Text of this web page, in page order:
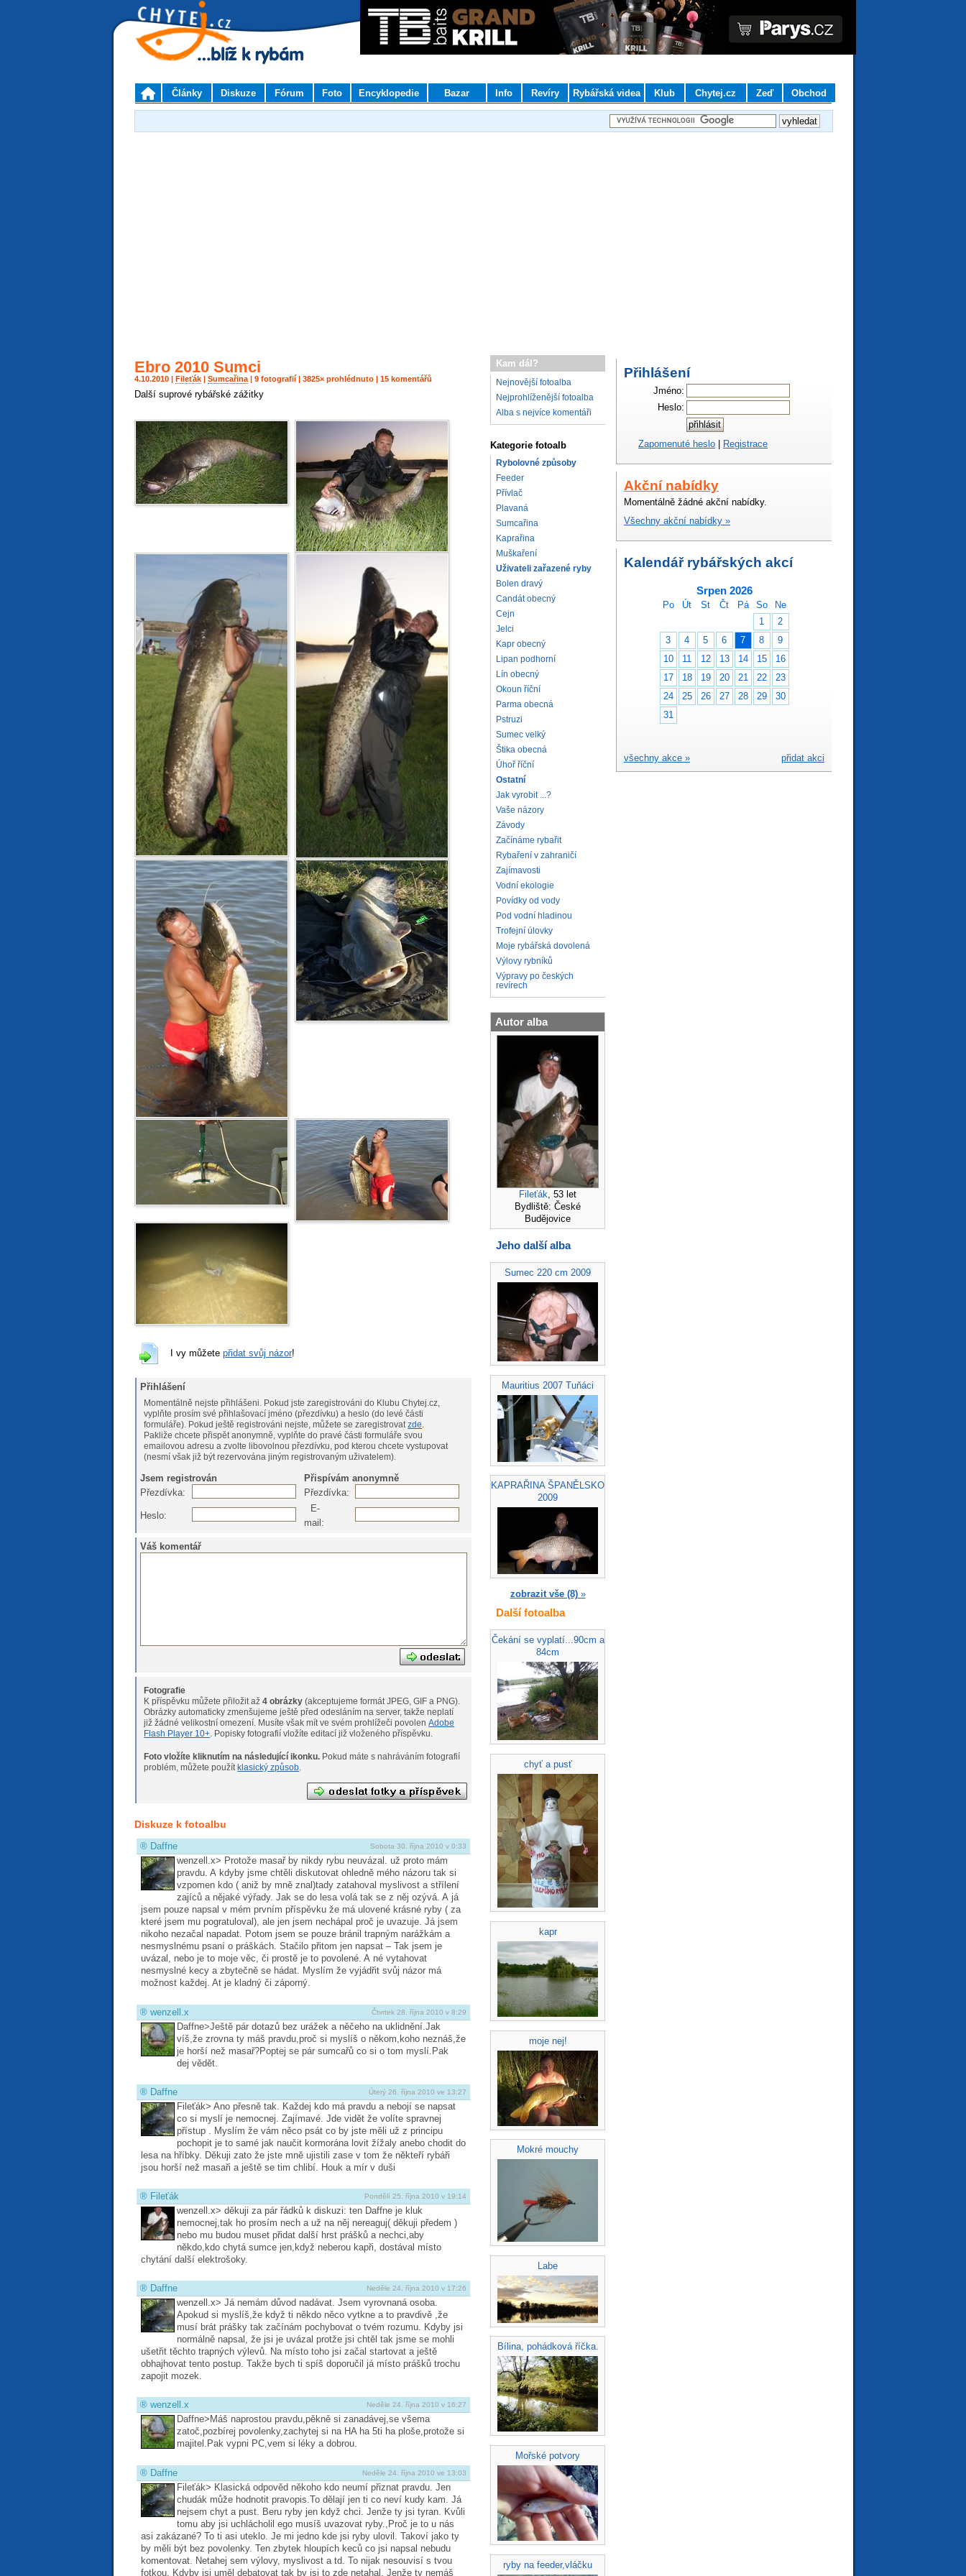
Články Diskuze Fórum Foto Encyklopedie Bazar Info Revíry Rybářská videa Klub Chytej.cz Zeď Obchod
Ebro 2010 Sumci
4.10.2010 | Fileťák | Sumcařina | 9 fotografií | 3825× prohlédnuto | 15 komentářů
Další suprové rybářské zážitky
I vy můžete přidat svůj názor!
Přihlášení
Momentálně nejste přihlášeni. Pokud jste zaregistrováni do Klubu Chytej.cz,
vyplňte prosím své přihlašovací jméno (přezdívku) a heslo (do levé části
formuláře). Pokud ještě registrováni nejste, můžete se zaregistrovatzde.
Pakliže chcete přispět anonymně, vyplňte do pravé části formuláře svou
emailovou adresu a zvolte libovolnou přezdívku, pod kterou chcete vystupovat
(nesmí však již být rezervována jiným registrovaným uživatelem).
Jsem registrován
Přispívám anonymně
Přezdívka:
Přezdívka:
Heslo:
E-
mail:
Váš komentář
Fotografie
K příspěvku můžete přiložit až4 obrázky (akceptujeme formát JPEG, GIF a PNG).
Obrázky automaticky zmenšujeme ještě před odesláním na server, takže neplatí
již žádné velikostní omezení. Musíte však mít ve svém prohlížeči povolenAdobe
Flash Player 10+ . Popisky fotografií vložíte editací již vloženého příspěvku.
Foto vložíte kliknutím na následující ikonku.
problém, můžete použítklasický způsob
Diskuze k fotoalbu
Sobota 30. října 2010 v 0:33
® Daffne
wenzell.x> Protože masař by nikdy rybu neuvázal. už proto mám
pravdu. A kdyby jsme chtěli diskutovat ohledně mého názoru tak si
vzpomen kdo ( aniž by mně znal)tady zatahoval myslivost a střílení
zajíců a nějaké výřady. Jak se do lesa volá tak se z něj ozývá. A já
jsem pouze napsal v mém prvním příspěvku že má ulovené krásné ryby ( za
které jsem mu pogratuloval), ale jen jsem nechápal proč je uvazuje. Já jsem
nikoho nezačal napadat. Potom jsem se pouze bránil trapným narážkám a
nesmyslnému psaní o práškách. Stačilo přitom jen napsat – Tak jsem je
uvázal, nebo je to moje věc, či prostě je to povolené. A né vytahovat
nesmyslné kecy a zbytečně se hádat. Myslím že vyjádřit svůj názor má
možnost každej. At je kladný či záporný.
Čtvrtek 28. října 2010 v 8:29
® wenzell.x
Daffne>Ještě pár dotazů bez urážek a něčeho na uklidnění.Jak
víš,že zrovna ty máš pravdu,proč si myslíš o někom,koho neznáš,že
je horší než masař?Poptej se pár sumcařů co si o tom myslí.Pak
dej vědět.
Úterý 26. října 2010 ve 13:27
® Daffne
Fileťák> Ano přesně tak. Každej kdo má pravdu a nebojí se napsat
co si myslí je nemocnej. Zajímavé. Jde vidět že volíte spravnej
přístup . Myslím že vám něco psát co by jste měli už z principu
pochopit je to samé jak naučit kormorána lovit žížaly anebo chodit do
lesa na hříbky. Děkuji zato že jste mně ujistili zase v tom že někteří rybáři
jsou horší než masaři a ještě se tim chlibí. Houk a mír v duši
Pondělí 25. října 2010 v 19:14
® Fileťák
wenzell.x> děkuji za pár řádků k diskuzi: ten Daffne je kluk
nemocnej,tak ho prosím nech a už na něj nereaguj( děkuji předem )
nebo mu budou muset přidat další hrst prášků a nechci,aby
někdo,kdo chytá sumce jen,když neberou kapři, dostával místo
chytání další elektrošoky.
Neděle 24. října 2010 v 17:26
® Daffne
wenzell.x> Já nemám důvod nadávat. Jsem vyrovnaná osoba.
Apokud si myslíš,že když ti někdo něco vytkne a to pravdivě ,že
musí brát prášky tak začínám pochybovat o tvém rozumu. Kdyby jsi
normálně napsal, že jsi je uvázal protže jsi chtěl tak jsme se mohli
ušetřit těchto trapných výlevů. Na místo toho jsi začal startovat a ještě
obhajhovat tento postup. Takže bych ti spíš doporučil já místo prášků trochu
zapojit mozek.
Neděle 24. října 2010 v 16:27
® wenzell.x
Daffne>Máš naprostou pravdu,pěkně si zanadávej,se všema
zatoč,pozbírej povolenky,zachytej si na HA ha 5ti ha ploše,protože si
majitel.Pak vypni PC,vem si léky a dobrou.
Neděle 24. října 2010 ve 13:03
® Daffne
Fileťák> Klasická odpověd někoho kdo neumí přiznat pravdu. Jen
chudák může hodnotit pravopis.To dělají jen ti co neví kudy kam. Já
nejsem chyt a pust. Beru ryby jen když chci. Jenže ty jsi tyran. Kvůli
tomu aby jsi uchlácholil ego musíš uvazovat ryby.,Proč je to u nás
asi zakázané? To ti asi uteklo. Je mi jedno kde jsi ryby ulovil. Takoví jako ty
by měli být bez povolenky. Ten zbytek hloupích keců co jsi napsal nebudu
komentovat. Netahej sem výlovy, myslivost a td. To nijak nesouvisí s tvou
fotkou. Kdyby jsi uměl debatovat tak by jsi to zde netahal. Jenže ty nemáš
Kam dál?
Nejnovější fotoalba
Nejprohlíženější fotoalba
Alba s nejvíce komentáři
Kategorie fotoalb
Rybolovné způsoby
Feeder
Přívlač
Plavaná
Sumcařina
Kaprařina
Muškaření
Uživateli zařazené ryby
Bolen dravý
Candát obecný
Cejn
Jelci
Kapr obecný
Lipan podhorní
Lín obecný
Okoun říční
Parma obecná
Pstruzi
Sumec velký
Štika obecná
Úhoř říční
Ostatní
Jak vyrobit ...?
Vaše názory
Závody
Začínáme rybařit
Rybaření v zahraničí
Zajímavosti
Vodní ekologie
Povídky od vody
Pod vodní hladinou
Trofejní úlovky
Moje rybářská dovolená
Výlovy rybníků
Výpravy po českých
revírech
Autor alba
Fileťák, 53 let
Bydliště: České
Budějovice
Jeho další alba
Sumec 220 cm 2009
Mauritius 2007 Tuňáci
KAPRAŘINA ŠPANĚLSKO
2009
zobrazit vše (8)»
Další fotoalba
Čekání se vyplatí...90cm a
84cm
chyť a pusť
kapr
moje nej!
Mokré mouchy
Labe
Bílina, pohádková říčka.
Mořské potvory
ryby na feeder,vláčku
Přihlášení
Jméno:
Heslo:
Zapomenuté heslo | Registrace
Akční nabídky
Momentálně žádné akční nabídky.
Všechny akční nabídky »
Kalendář rybářských akcí
Srpen 2026
Po Út St Čt Pá So
Ne
1
2
3
4 5 6 7 8
9
10
11 12 13 14 15
16
17
18 19 20 21 22
23
24
25 26 27 28 29
30
31
přidat akci
všechny akce »